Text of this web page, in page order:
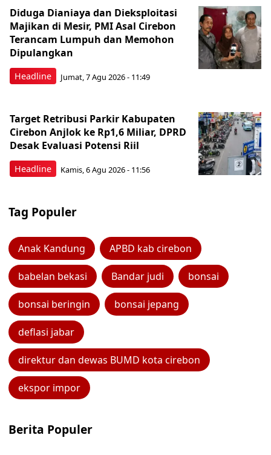
Headline
Diduga Dianiaya dan Dieksploitasi
Majikan di Mesir, PMI Asal Cirebon
Terancam Lumpuh dan Memohon
Dipulangkan
Jumat, 7 Agu 2026 - 11:49
Headline
Target Retribusi Parkir Kabupaten
Cirebon Anjlok ke Rp1,6 Miliar, DPRD
Desak Evaluasi Potensi Riil
Kamis, 6 Agu 2026 - 11:56
Tag Populer
Anak Kandung APBD kab cirebon
babelan bekasi Bandar judi bonsai
bonsai beringin bonsai jepang
deflasi jabar
direktur dan dewas BUMD kota cirebon
ekspor impor
Berita Populer